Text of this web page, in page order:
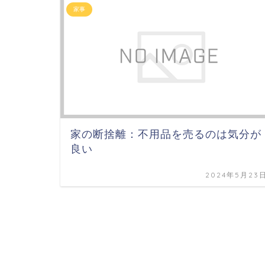
家事
家の断捨離：不用品を売るのは気分が
良い
2024年5月23